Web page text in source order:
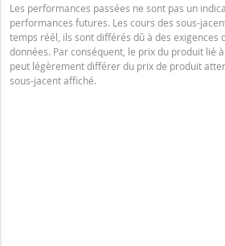
Les performances passées ne sont pas un
performances futures. Les cours des sous-
temps réél, ils sont différés dû à des exigences
données. Par conséquent, le prix du produit lié
peut légèrement différer du prix de produit
sous-jacent affiché.